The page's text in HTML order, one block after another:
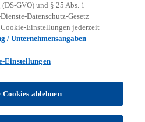
Governance & Compliance
Vorsicht Vorabpauschale
zu
GVO) und § 25 Abs. 1
Datenschutz-Gesetz
Einstellungen jederzeit
/ Unternehmensangaben
Einstellungen
ablehnen